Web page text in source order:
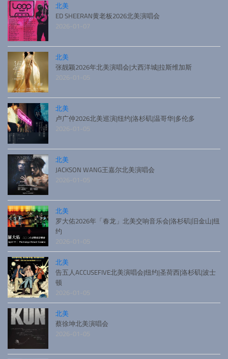
北美
ED SHEERAN黄老板2026北美演唱会
2026-01-07
北美
张靓颖2026年北美演唱会|大西洋城|拉斯维加斯
2026-01-05
北美
卢广仲2026北美巡演|纽约|洛杉矶|温哥华|多伦多
2026-01-05
北美
JACKSON WANG王嘉尔北美演唱会
2026-01-05
北美
罗大佑2026年「春龙」北美交响音乐会|洛杉矶|旧金山|纽
约
2026-01-05
北美
告五人ACCUSEFIVE北美演唱会|纽约|圣荷西|洛杉矶|波士
顿
2026-01-05
北美
蔡徐坤北美演唱会
2026-01-05